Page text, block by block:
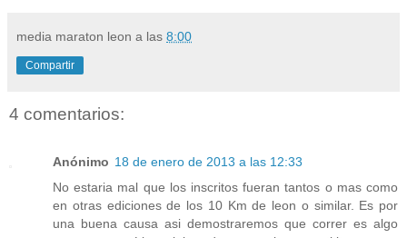
media maraton leon a las 8:00
Compartir
4 comentarios:
Anónimo 18 de enero de 2013 a las 12:33
No estaria mal que los inscritos fueran tantos o mas como
en otras ediciones de los 10 Km de leon o similar. Es por
una buena causa asi demostraremos que correr es algo